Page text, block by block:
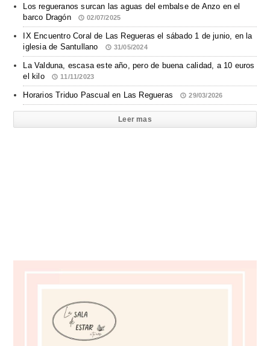
Los regueranos surcan las aguas del embalse de Anzo en el
barco Dragón
02/07/2025
IX Encuentro Coral de Las Regueras el sábado 1 de junio, en la
iglesia de Santullano
31/05/2024
La Valduna, escasa este año, pero de buena calidad, a 10 euros
el kilo
11/11/2023
Horarios Triduo Pascual en Las Regueras 29/03/2026
Leer mas